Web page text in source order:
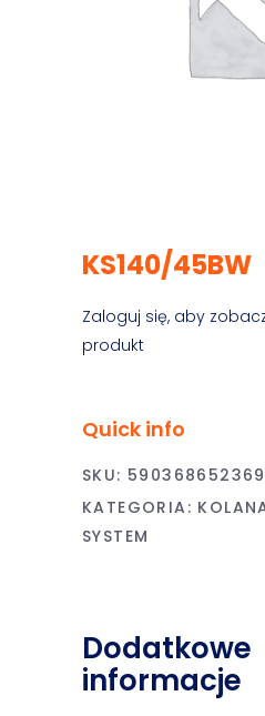
KS140/45BW
Zaloguj się, aby
produkt
Quick info
SKU:
KATEGORIA:
SYSTEM
Dodatkowe
informacje